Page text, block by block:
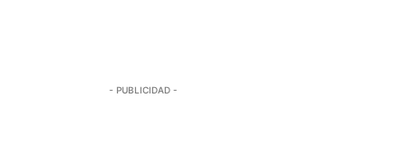
- PUBLICIDAD -